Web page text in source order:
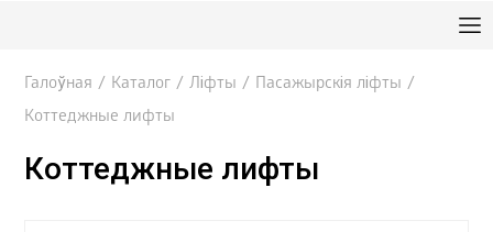
Галоўная / Каталог / Ліфты / Пасажырскія ліфты /
Коттеджные лифты
Коттеджные лифты